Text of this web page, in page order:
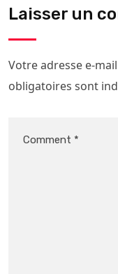
Laisser un
Votre adresse e-
obligatoires sont